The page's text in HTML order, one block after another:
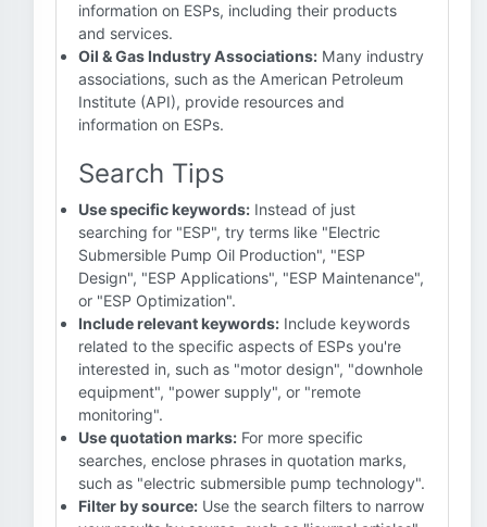
information on ESPs, including their products
and services.
Oil & Gas Industry Associations: Many industry
associations, such as the American Petroleum
Institute (API), provide resources and
information on ESPs.
Search Tips
Use specific keywords: Instead of just
searching for "ESP", try terms like "Electric
Submersible Pump Oil Production", "ESP
Design", "ESP Applications", "ESP Maintenance",
or "ESP Optimization".
Include relevant keywords: Include keywords
related to the specific aspects of ESPs you're
interested in, such as "motor design", "downhole
equipment", "power supply", or "remote
monitoring".
Use quotation marks: For more specific
searches, enclose phrases in quotation marks,
such as "electric submersible pump technology".
Filter by source: Use the search filters to narrow